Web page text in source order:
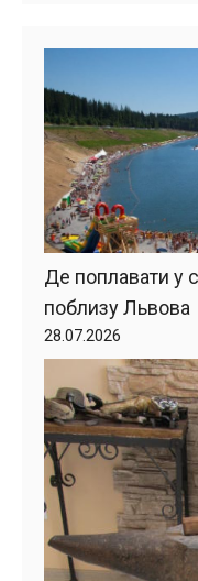
Де поплавати у
поблизу Львова
28.07.2026